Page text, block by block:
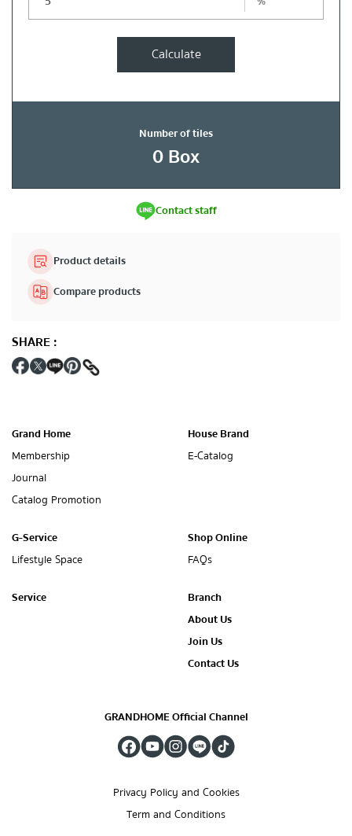
Calculate
Number of tiles
0Box
Contact staff
Product details
Compare products
SHARE:
Grand Home
Membership
Journal
Catalog Promotion
House Brand
E-Catalog
G-Service
Lifestyle Space
Shop Online
FAQs
Service
Branch
About Us
Join Us
Contact Us
GRANDHOME Official Channel
Privacy Policy and Cookies
Term and Conditions